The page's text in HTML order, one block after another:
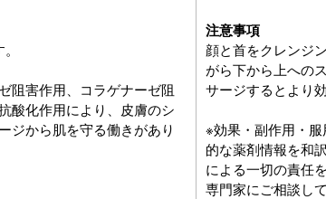
阻害作用、コラゲナーゼ阻
酸化作用により、皮膚のシ
ジから肌を守る働きがあり
注意事項
顔と首をクレンジ
がら下から上への
サージするとより
※効果・副作用・
的な薬剤情報を和
による一切の責任
専門家にご相談して